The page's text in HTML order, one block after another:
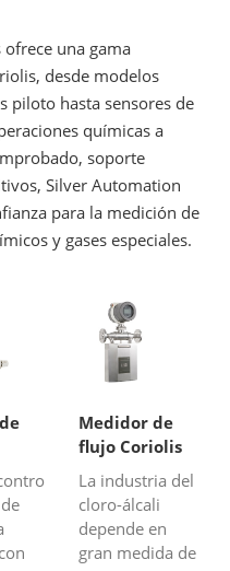
una gama
desde modelos
piloto hasta sensores de
químicas a
soporte
Silver Automation
para la medición de
y gases especiales.
Medidor de
flujo Coriolis
para la
industria
cloro-álcalina
La industria del
cloro-álcali
depende en
gran medida de